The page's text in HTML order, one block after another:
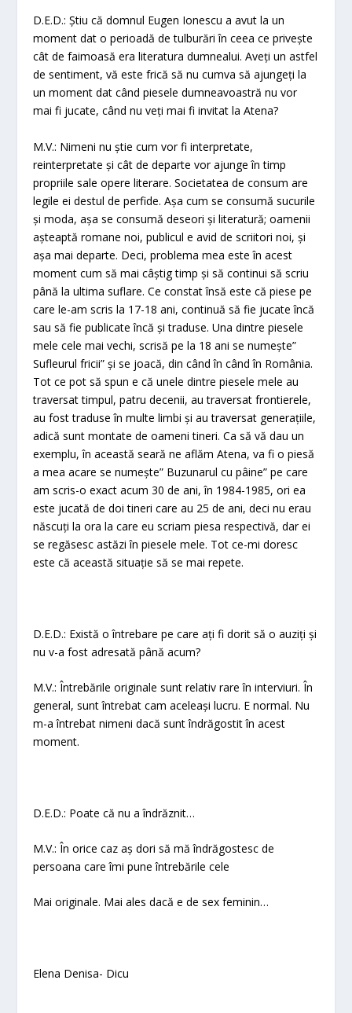
D.E.D.: Știu că domnul Eugen Ionescu a avut la un
moment dat o perioadă de tulburări în ceea ce privește
cât de faimoasă era literatura dumnealui. Aveți un astfel
de sentiment, vă este frică să nu cumva să ajungeți la
un moment dat când piesele dumneavoastră nu vor
mai fi jucate, când nu veți mai fi invitat la Atena?
M.V.: Nimeni nu știe cum vor fi interpretate,
reinterpretate și cât de departe vor ajunge în timp
propriile sale opere literare. Societatea de consum are
legile ei destul de perfide. Așa cum se consumă sucurile
și moda, așa se consumă deseori și literatură; oamenii
așteaptă romane noi, publicul e avid de scriitori noi, și
așa mai departe. Deci, problema mea este în acest
moment cum să mai câștig timp și să continui să scriu
până la ultima suflare. Ce constat însă este că piese pe
care le-am scris la 17-18 ani, continuă să fie jucate încă
sau să fie publicate încă și traduse. Una dintre piesele
mele cele mai vechi, scrisă pe la 18 ani se numește”
Sufleurul fricii” și se joacă, din când în când în România.
Tot ce pot să spun e că unele dintre piesele mele au
traversat timpul, patru decenii, au traversat frontierele,
au fost traduse în multe limbi și au traversat generațiile,
adică sunt montate de oameni tineri. Ca să vă dau un
exemplu, în această seară ne aflăm Atena, va fi o piesă
a mea acare se numește” Buzunarul cu pâine” pe care
am scris-o exact acum 30 de ani, în 1984-1985, ori ea
este jucată de doi tineri care au 25 de ani, deci nu erau
născuți la ora la care eu scriam piesa respectivă, dar ei
se regăsesc astăzi în piesele mele. Tot ce-mi doresc
este că această situație să se mai repete.
D.E.D.: Există o întrebare pe care ați fi dorit să o auziți și
nu v-a fost adresată până acum?
M.V.: Întrebările originale sunt relativ rare în interviuri. În
general, sunt întrebat cam aceleași lucru. E normal. Nu
m-a întrebat nimeni dacă sunt îndrăgostit în acest
moment.
D.E.D.: Poate că nu a îndrăznit…
M.V.: În orice caz aș dori să mă îndrăgostesc de
persoana care îmi pune întrebările cele
Mai originale. Mai ales dacă e de sex feminin…
Elena Denisa- Dicu